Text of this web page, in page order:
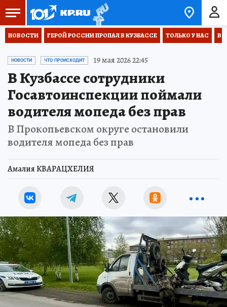
НОВОСТИ ГЕРОЙ РОССИИ ПРОПАЛ В КУЗБАССЕ ТОЛЬКО У НАС
НОВОСТИ ЧТО ПРОИСХОДИТ 19 мая 2026 22:45
В Кузбассе сотрудники
Госавтоинспекции поймали
водителя мопеда без прав
В Прокопьевском округе остановили
водителя мопеда без прав
Амалия КВАРАЦХЕЛИЯ